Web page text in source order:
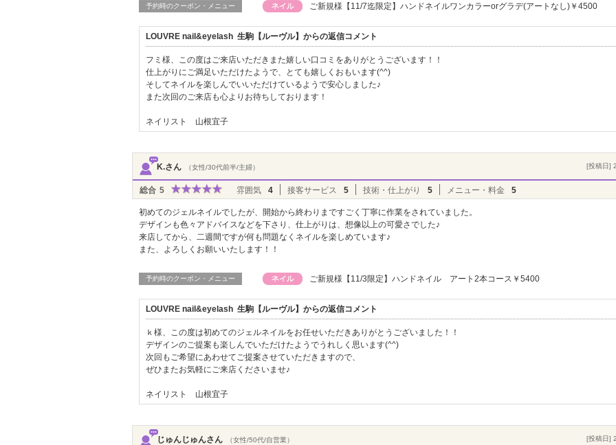
予約時のクーポン・メニュー ご新規様【11/7迄限定】ハンドネイルワンカラーorグラデ(アートなし)￥4500
LOUVRE nail&eyelash 生駒【ルーヴル】からの返信コメント
フミ様、この度はご来店いただきまた嬉しい口コミをありがとうございます！！
仕上がりにご満足いただけたようで、とても嬉しくおもいます(^^)
そしてネイルを楽しんでいいただけているようで安心しました♪
また次回のご来店も心よりお待ちしております！
ネイリスト 山根宜子
K.さん （女性/30代前半/主婦） [投稿日]
総合 5 雰囲気 4 接客サービス 5 技術・仕上がり 5 メニュー・料金 5
初めてのジェルネイルでしたが、開始から終わりまですごく丁寧に作業をされていました。
デザインも色々アドバイスなどを下さり、仕上がりは、想像以上の可愛さでした♪
来店してから、二週間ですが何も問題なくネイルを楽しめています♪
また、よろしくお願いいたします！！
予約時のクーポン・メニュー ご新規様【11/3限定】ハンドネイル アート2本コース￥5400
LOUVRE nail&eyelash 生駒【ルーヴル】からの返信コメント
ｋ様、この度は初めてのジェルネイルをお任せいただきありがとうございました！！
デザインのご提案も楽しんでいただけたようでうれしく思います(^^)
次回もご希望にあわせてご提案させていただきますので、
ぜひまたお気軽にご来店くださいませ♪
ネイリスト 山根宜子
じゅんじゅんさん （女性/50代/自営業） [投稿日]